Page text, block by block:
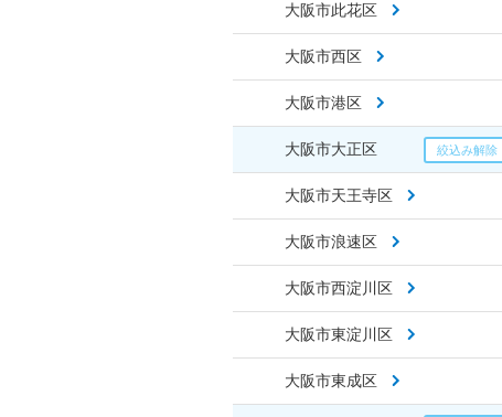
大阪市此花区
大阪市西区
大阪市港区
大阪市大正区
大阪市天王寺区
大阪市浪速区
大阪市西淀川区
大阪市東淀川区
大阪市東成区